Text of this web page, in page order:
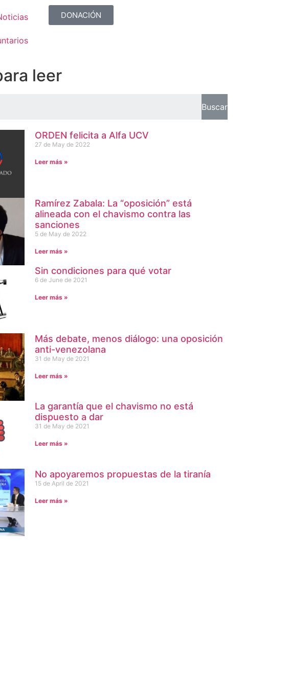
DONACIÓN
leer
Buscar
ORDEN felicita a Alfa UCV
27 de May de 2022
Leer más »
Ramírez Zabala: La “oposición” está
alineada con el chavismo contra las
sanciones
5 de May de 2022
Leer más »
Sin condiciones para qué votar
6 de June de 2021
Leer más »
Más debate, menos diálogo: una oposición
anti-venezolana
31 de May de 2021
Leer más »
La garantía que el chavismo no está
dispuesto a dar
31 de May de 2021
Leer más »
No apoyaremos propuestas de la tiranía
15 de April de 2021
Leer más »